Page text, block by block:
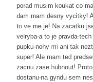
porad musim koukat co
dam mam desny vycitky!
to ve me je! Na zacatku
velryba-a to je pravda-
pupku-nohy mi ani tak
super! Ale mam ted
zacnu zase hubnout!
dostanu-na gyndu sem